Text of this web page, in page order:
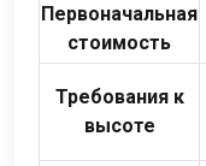
Первоначальная
стоимость
Требования к
высоте